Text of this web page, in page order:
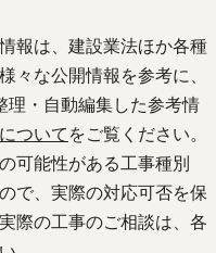
報は、建設業法ほか各種
々な公開情報を参考に、
理・自動編集した参考情
ついて をご覧ください。
可能性がある工事種別
で、実際の対応可否を保
際の工事のご相談は、各